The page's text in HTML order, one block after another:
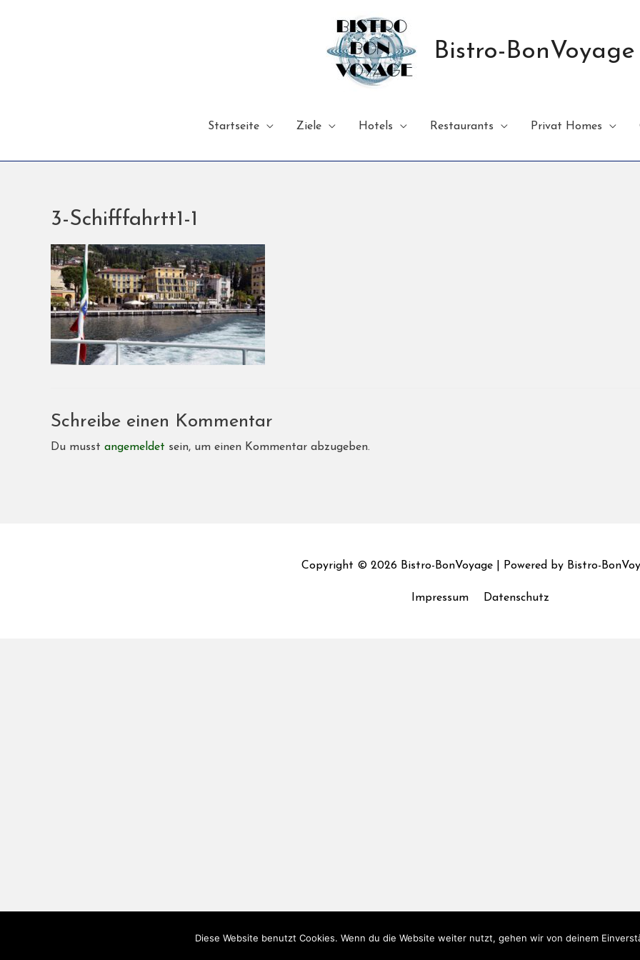
Bistro-BonVoyage
Startseite Ziele Hotels Restaurants Privat Homes
3-Schifffahrtt1-1
Schreibe einen Kommentar
Du musst angemeldet sein, um einen Kommentar abzugeben.
Copyright © 2026 Bistro-BonVoyage| Powered by Bistro-
Impressum Datenschutz
Diese Website benutzt Cookies. Wenn du die Website weiter nutzt, gehen wir von deinem